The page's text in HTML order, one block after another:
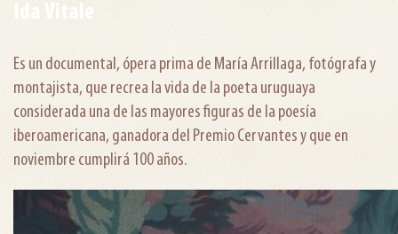
Ida Vitale
Es un documental, ópera prima de María Arrillaga, fotógrafa y
montajista, que recrea la vida de la poeta uruguaya
considerada una de las mayores figuras de la poesía
iberoamericana, ganadora del Premio Cervantes y que en
noviembre cumplirá 100 años.